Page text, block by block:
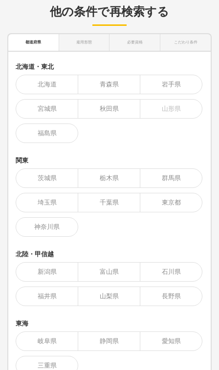
他の条件で再検索する
都道府県 雇用形態 必要資格 こだわり条件
北海道・東北
北海道 青森県 岩手県
宮城県 秋田県 山形県
福島県
関東
茨城県 栃木県 群馬県
埼玉県 千葉県 東京都
神奈川県
北陸・甲信越
新潟県 富山県 石川県
福井県 山梨県 長野県
東海
岐阜県 静岡県 愛知県
三重県